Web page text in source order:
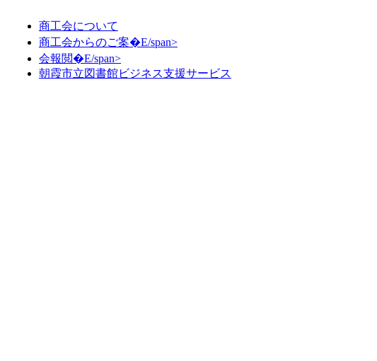
商工会について
商工会からのご案�E/span>
会報閲�E/span>
朝霞市立図書館ビジネス支援サービス